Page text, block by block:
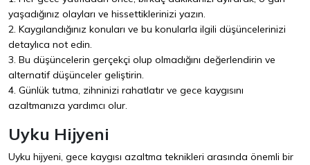
yaşadığınız olayları ve hissettiklerinizi yazın.
2. Kaygılandığınız konuları ve bu konularla ilgili düşüncelerinizi
detaylıca not edin.
3. Bu düşüncelerin gerçekçi olup olmadığını değerlendirin ve
alternatif düşünceler geliştirin.
4. Günlük tutma, zihninizi rahatlatır ve gece kaygısını
azaltmanıza yardımcı olur.
Uyku Hijyeni
Uyku hijyeni, gece kaygısı azaltma teknikleri arasında önemli bir